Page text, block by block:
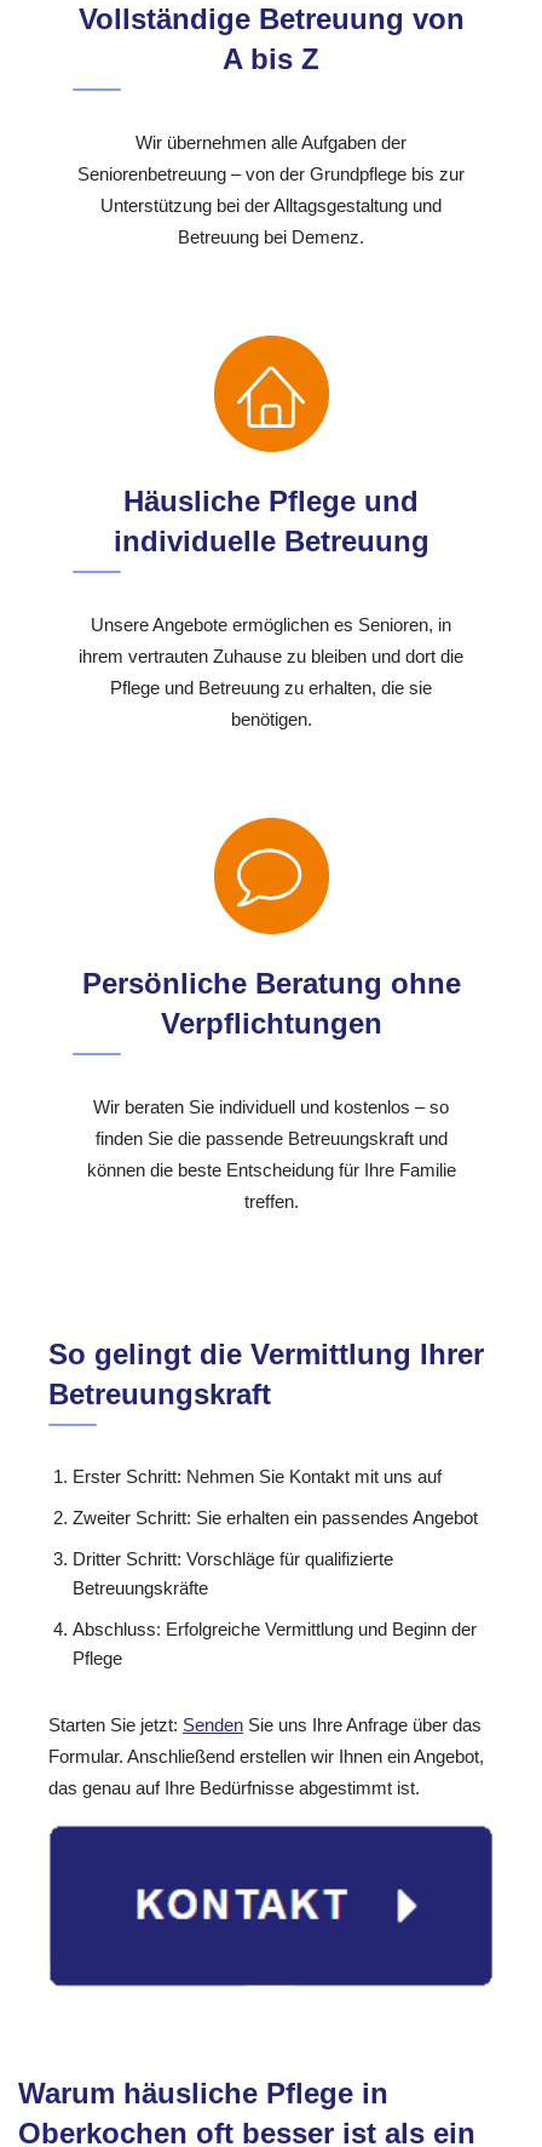
Vollständige Betreuung von
A bis Z
Wir übernehmen alle Aufgaben der
Seniorenbetreuung – von der Grundpflege bis zur
Unterstützung bei der Alltagsgestaltung und
Betreuung bei Demenz.
Häusliche Pflege und
individuelle Betreuung
Unsere Angebote ermöglichen es Senioren, in
ihrem vertrauten Zuhause zu bleiben und dort die
Pflege und Betreuung zu erhalten, die sie
benötigen.
Persönliche Beratung ohne
Verpflichtungen
Wir beraten Sie individuell und kostenlos – so
finden Sie die passende Betreuungskraft und
können die beste Entscheidung für Ihre Familie
treffen.
So gelingt die Vermittlung Ihrer
Betreuungskraft
Erster Schritt: Nehmen Sie Kontakt mit uns auf
Zweiter Schritt: Sie erhalten ein passendes Angebot
Dritter Schritt: Vorschläge für qualifizierte
Betreuungskräfte
Abschluss: Erfolgreiche Vermittlung und Beginn der
Pflege
Starten Sie jetzt: Senden Sie uns Ihre Anfrage über das
Formular. Anschließend erstellen wir Ihnen ein Angebot,
das genau auf Ihre Bedürfnisse abgestimmt ist.
Warum häusliche Pflege in
Oberkochen oft besser ist als ein